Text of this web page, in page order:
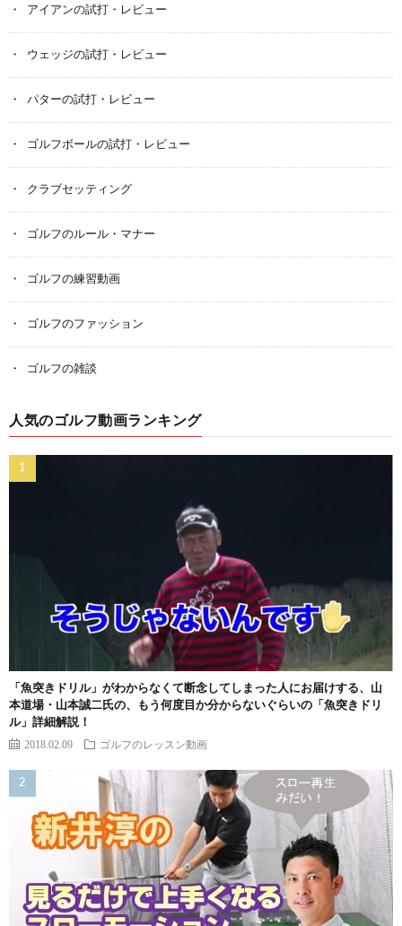
アイアンの試打・レビュー
ウェッジの試打・レビュー
パターの試打・レビュー
ゴルフボールの試打・レビュー
クラブセッティング
ゴルフのルール・マナー
ゴルフの練習動画
ゴルフのファッション
ゴルフの雑談
人気のゴルフ動画ランキング
「魚突きドリル」がわからなくて断念してしまった人にお届けする、山
本道場・山本誠二氏の、もう何度目か分からないぐらいの「魚突きドリ
ル」詳細解説！
2018.02.09 ゴルフのレッスン動画